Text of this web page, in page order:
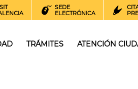
SEDE
ELECTRÓNICA
TRÁMITES ATENCIÓN